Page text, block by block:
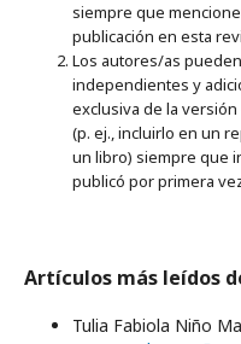
siempre que
publicación en esta
Los autores/as
independientes y
exclusiva de la
(p. ej., incluirlo en un
un libro) siempre que
publicó por primera
Artículos más leídos
Tulia Fabiola Niño